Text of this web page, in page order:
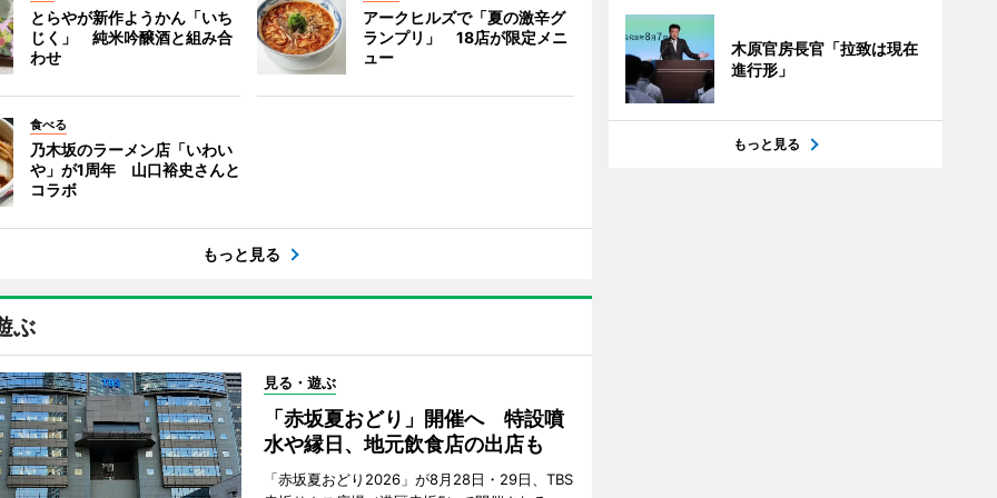
とらやが新作ようかん「いち
じく」 純米吟醸酒と組み合
わせ
アークヒルズで「夏の激辛グ
ランプリ」 18店が限定メニ
ュー
食べる
乃木坂のラーメン店「いわい
や」が1周年 山口裕史さんと
コラボ
もっと見る
ぶ
見る・遊ぶ
「赤坂夏おどり」開催へ 特設噴
水や縁日、地元飲食店の出店も
「赤坂夏おどり2026」が8月28日・29日、TBS
木原官房長官「拉致は現在
進行形」
もっと見る